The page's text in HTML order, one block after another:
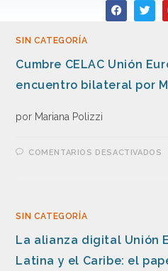
SIN CATEGORÍA
Cumbre CELAC Unión
encuentro bilateral por
por Mariana Polizzi
COMENTARIOS DESACTIVADOS
SIN CATEGORÍA
La alianza digital Unión
Latina y el Caribe: el